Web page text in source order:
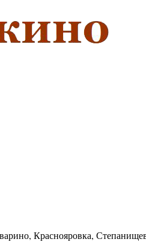
Краснояровка,